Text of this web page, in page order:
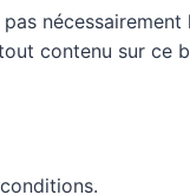
contenu sur ce